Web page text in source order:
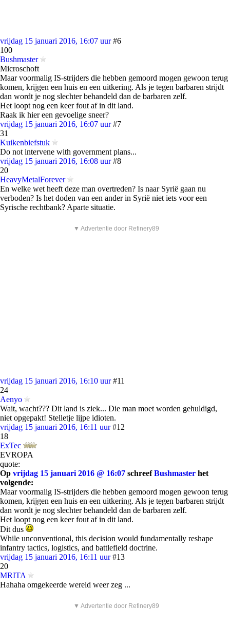
vrijdag 15 januari 2016, 16:07 uur #6
100
Bushmaster
Microschoft
Maar voormalig IS-strijders die hebben gemoord mogen gewoon terug
komen, krijgen een huis en een uitkering. Als je tegen barbaren strijdt
dan wordt je nog slechter behandeld dan de barbaren zelf.
Het loopt nog een keer fout af in dit land.
Raak ik hier een gevoelige sneer?
vrijdag 15 januari 2016, 16:07 uur #7
31
Kuikenbiefstuk
Do not intervene with government plans...
vrijdag 15 januari 2016, 16:08 uur #8
20
HeavyMetalForever
En welke wet heeft deze man overtreden? Is naar Syrië gaan nu
verboden? Is het doden van een ander in Syrië niet iets voor een
Syrische rechtbank? Aparte situatie.
▼ Advertentie door Refinery89
vrijdag 15 januari 2016, 16:10 uur #11
24
Aenyo
Wait, wacht??? Dit land is ziek... Die man moet worden gehuldigd,
niet opgepakt! Stelletje lijpe idioten.
vrijdag 15 januari 2016, 16:11 uur #12
18
ExTec
EVROPA
quote:
Op vrijdag 15 januari 2016 @ 16:07 schreefBushmaster het
volgende:
Maar voormalig IS-strijders die hebben gemoord mogen gewoon terug
komen, krijgen een huis en een uitkering. Als je tegen barbaren strijdt
dan wordt je nog slechter behandeld dan de barbaren zelf.
Het loopt nog een keer fout af in dit land.
Dit dus
While unconventional, this decision would fundamentally reshape
infantry tactics, logistics, and battlefield doctrine.
vrijdag 15 januari 2016, 16:11 uur #13
20
MRITA
Hahaha omgekeerde wereld weer zeg ...
▼ Advertentie door Refinery89